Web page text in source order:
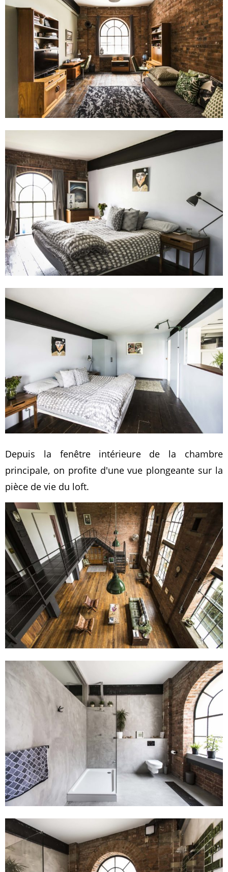
Depuis la fenêtre intérieure de la chambre
principale, on profite d'une vue plongeante sur la
pièce de vie du loft.